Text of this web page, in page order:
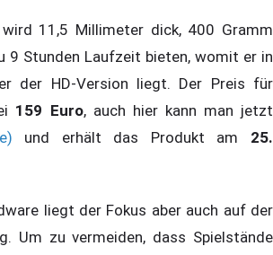
11,5 Millimeter dick, 400 Gramm
9 Stunden Laufzeit bieten, womit er in
der HD-Version liegt. Der Preis für
159 Euro, auch hier kann man jetzt
und erhält das Produkt am 25.
liegt der Fokus aber auch auf der
Um zu vermeiden, dass Spielstände